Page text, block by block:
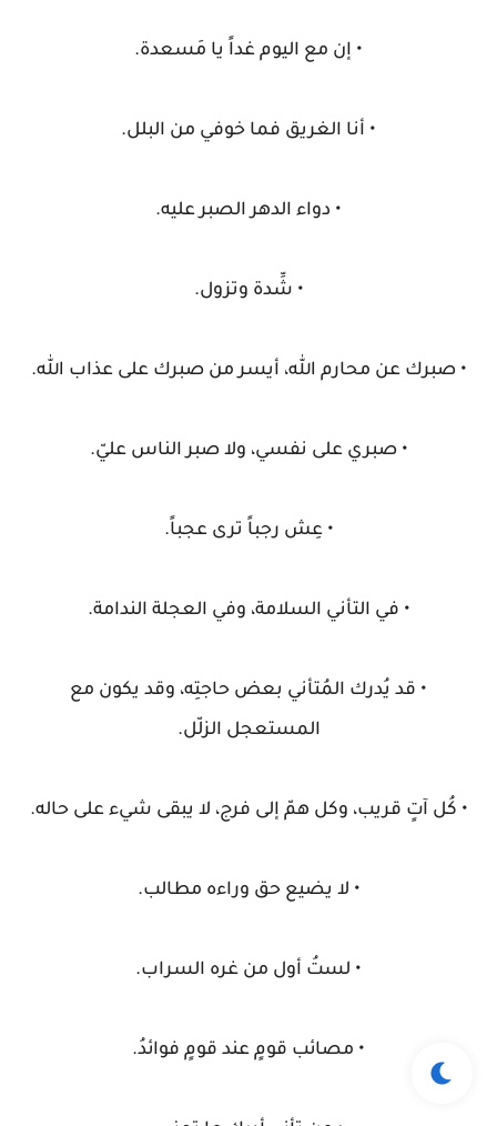
• إن مع اليوم غداً يا مَسعدة.
• أنا الغريق فما خوفي من البلل.
• دواء الدهر الصبر عليه.
• شِّدة وتزول.
• صبرك عن محارم الله، أيسر من صبرك على عذاب الله.
• صبري على نفسي، ولا صبر الناس عليّ.
• عِش رجباً ترى عجباً.
• في التأني السلامة، وفي العجلة الندامة.
• قد يُدرك المُتأني بعض حاجتِه، وقد يكون مع
المستعجل الزلّل.
• كُل آتٍ قريب، وكل همّ إلى فرج، لا يبقى شيء على حاله.
• لا يضيع حق وراءه مطالب.
• لستُ أول من غره السراب.
• مصائب قومٍ عند قومٍ فوائدُ.